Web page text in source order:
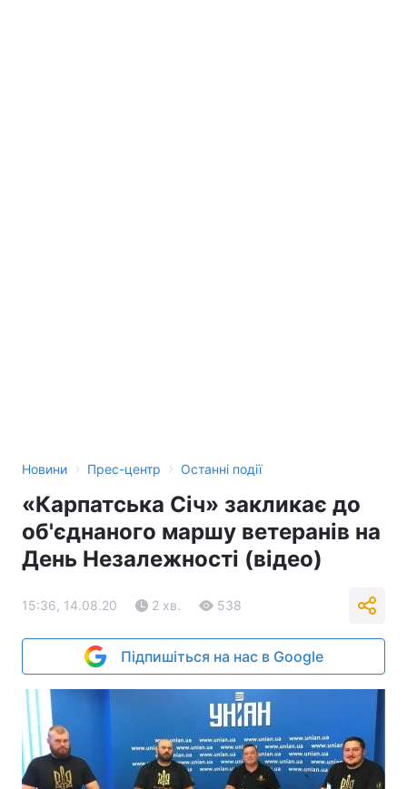
Новини › Прес-центр › Останні події
«Карпатська Січ» закликає до
об'єднаного маршу ветеранів на
День Незалежності (відео)
15:36, 14.08.20 2 хв. 538
Підпишіться на нас в Google